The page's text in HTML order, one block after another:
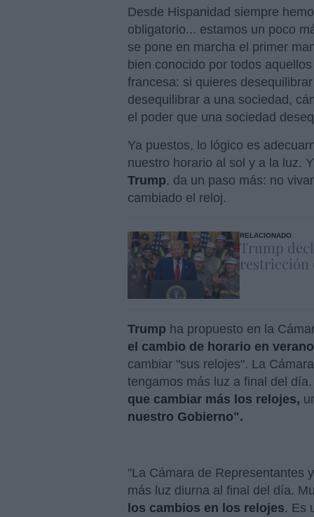
Desde Hispanidad siempre
obligatorio... estamos un poco
se pone en marcha el primer
bien conocido por todos
francesa: si quieres
desequilibrar a una sociedad,
el poder que una sociedad
Ya puestos, lo lógico es
nuestro horario al sol y a la luz.
Trump, da un paso más: no
cambiado el reloj.
RELACIONADO
Trump
restricción
Trump ha propuesto en la
el cambio de horario en verano
cambiar "sus relojes". La
tengamos más luz a final del
que cambiar más los relojes,
nuestro Gobierno".
"La Cámara de Representantes
más luz diurna al final del día.
los cambios en los relojes. Es